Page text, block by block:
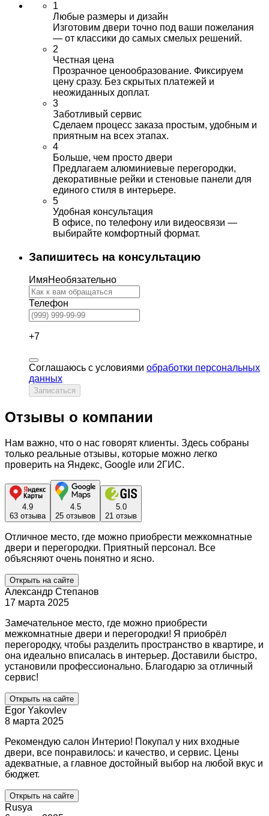
1
Любые размеры и дизайн
Изготовим двери точно под ваши пожелания
— от классики до самых смелых решений.
2
Честная цена
Прозрачное ценообразование. Фиксируем
цену сразу. Без скрытых платежей и
неожиданных доплат.
3
Заботливый сервис
Сделаем процесс заказа простым, удобным и
приятным на всех этапах.
4
Больше, чем просто двери
Предлагаем алюминиевые перегородки,
декоративные рейки и стеновые панели для
единого стиля в интерьере.
5
Удобная консультация
В офисе, по телефону или видеосвязи —
выбирайте комфортный формат.
Запишитесь на консультацию
ИмяНеобязательно
Телефон
+7
Соглашаюсь с условиями обработки персональных
данных
Записаться
Отзывы о компании
Нам важно, что о нас говорят клиенты. Здесь собраны
только реальные отзывы, которые можно легко
проверить на Яндекс, Google или 2ГИС.
4.9
63 отзыва
4.5
25 отзывов
5.0
21 отзыв
Отличное место, где можно приобрести межкомнатные
двери и перегородки. Приятный персонал. Все
объясняют очень понятно и ясно.
Открыть на сайте
Александр Степанов
17 марта 2025
Замечательное место, где можно приобрести
межкомнатные двери и перегородки! Я приобрёл
перегородку, чтобы разделить пространство в квартире, и
она идеально вписалась в интерьер. Доставили быстро,
установили профессионально. Благодарю за отличный
сервис!
Открыть на сайте
Egor Yakovlev
8 марта 2025
Рекомендую салон Интерио! Покупал у них входные
двери, все понравилось: и качество, и сервис. Цены
адекватные, а главное достойный выбор на любой вкус и
бюджет.
Открыть на сайте
Rusya